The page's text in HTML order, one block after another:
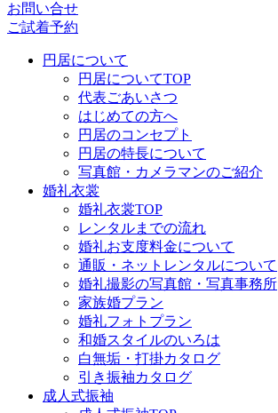
お問い合せ
ご試着予約
円居について
円居についてTOP
代表ごあいさつ
はじめての方へ
円居のコンセプト
円居の特長について
写真館・カメラマンのご紹介
婚礼衣裳
婚礼衣裳TOP
レンタルまでの流れ
婚礼お支度料金について
通販・ネットレンタルについて
婚礼撮影の写真館・写真事務所
家族婚プラン
婚礼フォトプラン
和婚スタイルのいろは
白無垢・打掛カタログ
引き振袖カタログ
成人式振袖